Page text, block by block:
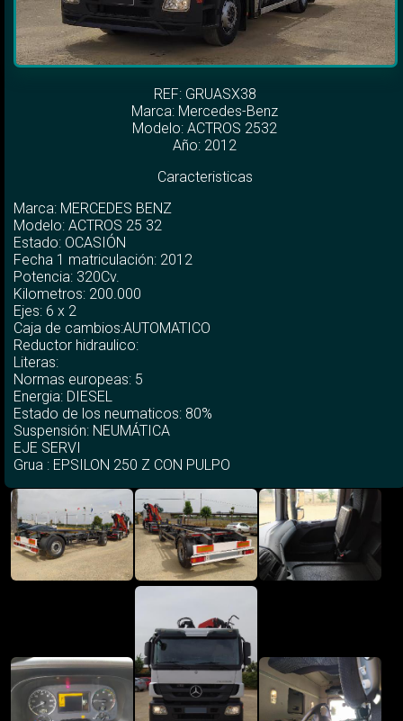
REF: GRUASX38
Marca: Mercedes-Benz
Modelo:ACTROS 2532
Año: 2012
Caracteristicas
Marca: MERCEDES BENZ
Modelo: ACTROS 25 32
Estado: OCASIÓN
Fecha 1 matriculación: 2012
Potencia: 320Cv.
Kilometros: 200.000
Ejes: 6 x 2
Caja de cambios:AUTOMATICO
Reductor hidraulico:
Literas:
Normas europeas: 5
Energia: DIESEL
Estado de los neumaticos: 80%
Suspensión: NEUMÁTICA
EJE SERVI
Grua : EPSILON 250 Z CON PULPO